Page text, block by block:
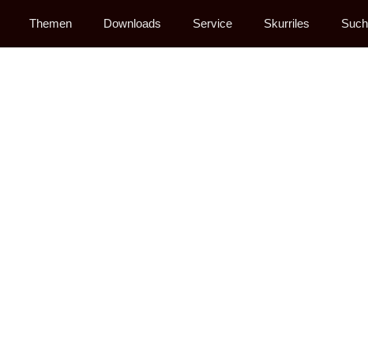
Themen Downloads Service Skurriles